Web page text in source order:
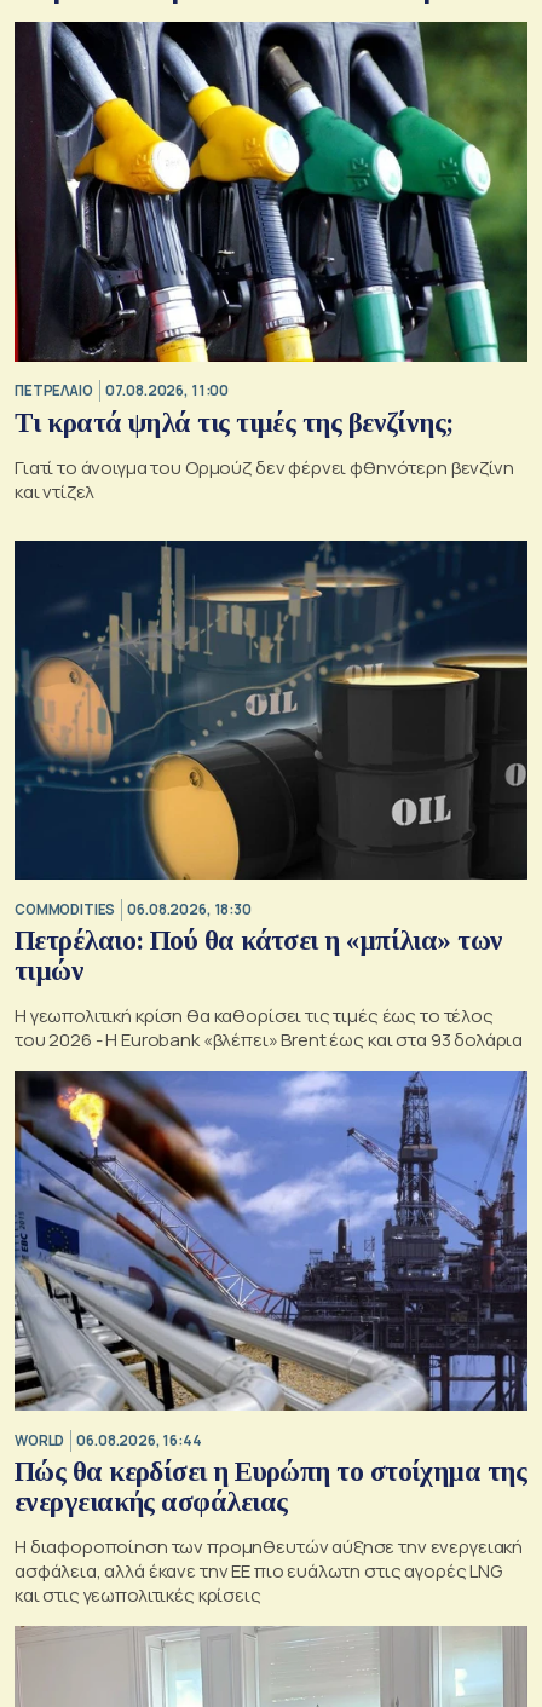
ΠΕΤΡΕΛΑΙΟ 07.08.2026, 11:00
Τι κρατά ψηλά τις τιμές της βενζίνης;
Γιατί το άνοιγμα του Ορμούζ δεν φέρνει φθηνότερη βενζίνη
και ντίζελ
COMMODITIES 06.08.2026, 18:30
Πετρέλαιο: Πού θα κάτσει η «μπίλια» των
τιμών
Η γεωπολιτική κρίση θα καθορίσει τις τιμές έως το τέλος
του 2026 - Η Eurobank «βλέπει» Brent έως και στα 93 δολάρια
WORLD 06.08.2026, 16:44
Πώς θα κερδίσει η Ευρώπη το στοίχημα της
ενεργειακής ασφάλειας
Η διαφοροποίηση των προμηθευτών αύξησε την ενεργειακή
ασφάλεια, αλλά έκανε την ΕΕ πιο ευάλωτη στις αγορές LNG
και στις γεωπολιτικές κρίσεις